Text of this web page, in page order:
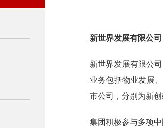
新世界发展有限公司
新世界发展有限公
业务包括物业发展
市公司，分别为新
集团积极参与多项